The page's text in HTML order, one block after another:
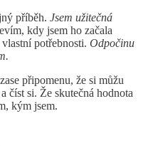
příběh. Jsem užitečná
kdy jsem ho začala
potřebnosti. Odpočinu
připomenu, že si můžu
číst si. Že skutečná hodnota
kým jsem.